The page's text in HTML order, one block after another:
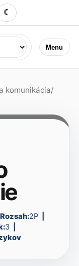
☾
Menu
Jazyk
komunikácia/
Rozsah:2P
3